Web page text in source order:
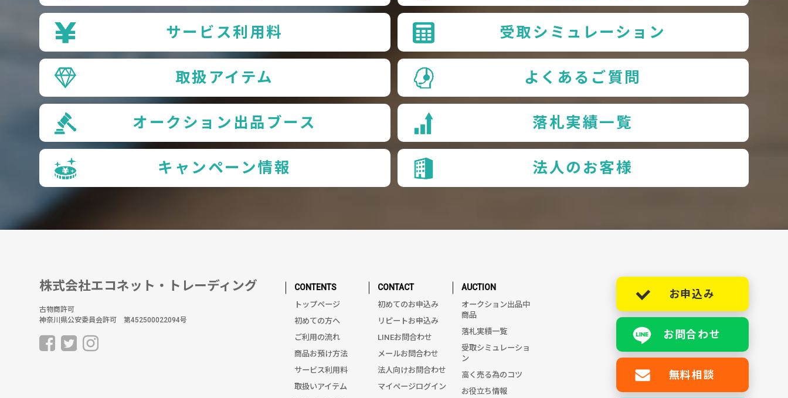
サービス利用料 受取シミュレーション
取扱アイテム よくあるご質問
オークション出品ブース 落札実績一覧
キャンペーン情報 法人のお客様
株式会社エコネット・トレーディング
古物商許可
神奈川県公安委員会許可 第452500022094号
CONTENTS
トップページ
初めての方へ
ご利用の流れ
商品お預け方法
サービス利用料
取扱いアイテム
CONTACT
初めてのお申込み
リピートお申込み
LINEお問合わせ
メールお問合わせ
法人向けお問合わせ
マイページログイン
AUCTION
オークション出品中
商品
落札実績一覧
受取シミュレーショ
ン
高く売る為のコツ
お役立ち情報
お申込み
お問合わせ
無料相談